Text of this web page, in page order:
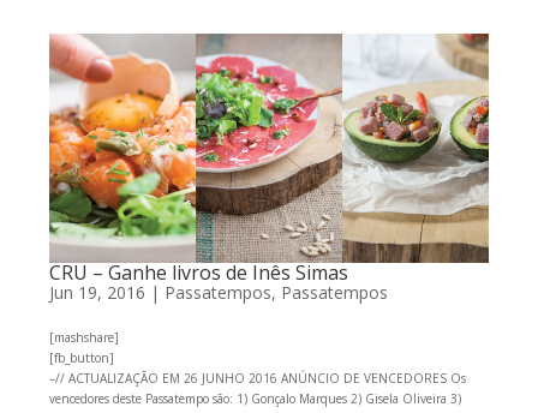
CRU – Ganhe livros de Inês Simas
Jun 19, 2016 | Passatempos, Passatempos
[mashshare]
[fb_button]
–// ACTUALIZAÇÃO EM 26 JUNHO 2016 ANÚNCIO DE VENCEDORES Os
vencedores deste Passatempo são: 1) Gonçalo Marques 2) Gisela Oliveira 3)